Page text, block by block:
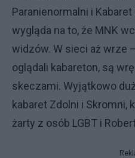
Paranienormalni i
wygląda na to, że MNK
widzów. W sieci aż wrze
oglądali kabareton, są
skeczami. Wyjątkowo
kabaret Zdolni i Skromni,
żarty z osób LGBT i